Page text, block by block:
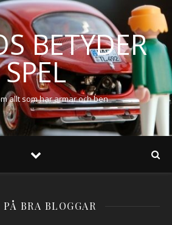
BETYDER
SPEL
allt som har armar och ben
BRA BLOGGAR